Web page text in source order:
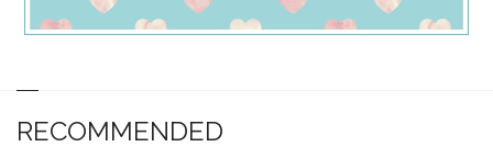
RECOMMENDED